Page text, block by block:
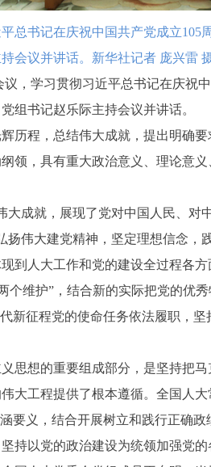
书记在庆祝中国共产党成立105
会议并讲话。新华社记者 庞兴雷
学习贯彻习近平总书记在庆祝
组书记赵乐际主持会议并讲话。
程，总结伟大成就，提出明确要
领，具有重大政治意义、理论意
就，展现了党对中国人民、对
伟大建党精神，坚定理想信念
到人大工作和党的建设全过程各
个维护”，结合新的实际把党的
新征程党的使命任务依法履职，
想的重要组成部分，是坚持把
大工程提供了根本遵循。全国人
要义，结合开展树立和践行正确
持以党的政治建设为统领加强党的